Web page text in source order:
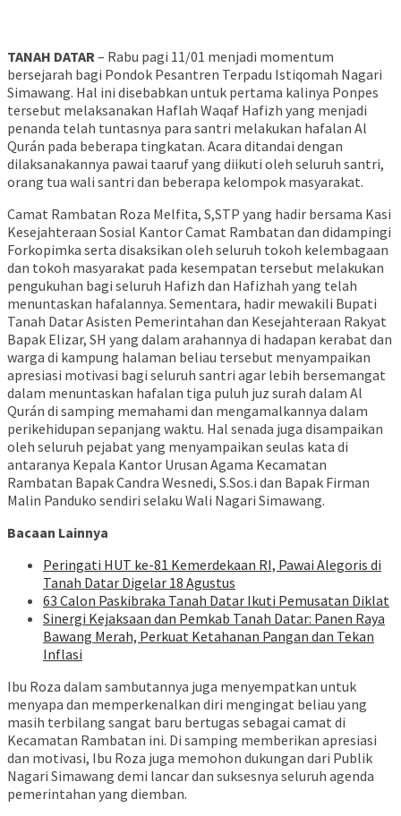
TANAH DATAR– Rabu pagi 11/01 menjadi momentum
bersejarah bagi Pondok Pesantren Terpadu Istiqomah Nagari
Simawang. Hal ini disebabkan untuk pertama kalinya Ponpes
tersebut melaksanakan Haflah Waqaf Hafizh yang menjadi
penanda telah tuntasnya para santri melakukan hafalan Al
Qurán pada beberapa tingkatan. Acara ditandai dengan
dilaksanakannya pawai taaruf yang diikuti oleh seluruh santri,
orang tua wali santri dan beberapa kelompok masyarakat.
Camat Rambatan Roza Melfita, S,STP yang hadir bersama Kasi
Kesejahteraan Sosial Kantor Camat Rambatan dan didampingi
Forkopimka serta disaksikan oleh seluruh tokoh kelembagaan
dan tokoh masyarakat pada kesempatan tersebut melakukan
pengukuhan bagi seluruh Hafizh dan Hafizhah yang telah
menuntaskan hafalannya. Sementara, hadir mewakili Bupati
Tanah Datar Asisten Pemerintahan dan Kesejahteraan Rakyat
Bapak Elizar, SH yang dalam arahannya di hadapan kerabat dan
warga di kampung halaman beliau tersebut menyampaikan
apresiasi motivasi bagi seluruh santri agar lebih bersemangat
dalam menuntaskan hafalan tiga puluh juz surah dalam Al
Qurán di samping memahami dan mengamalkannya dalam
perikehidupan sepanjang waktu. Hal senada juga disampaikan
oleh seluruh pejabat yang menyampaikan seulas kata di
antaranya Kepala Kantor Urusan Agama Kecamatan
Rambatan Bapak Candra Wesnedi, S.Sos.i dan Bapak Firman
Malin Panduko sendiri selaku Wali Nagari Simawang.
Bacaan Lainnya
Peringati HUT ke-81 Kemerdekaan RI, Pawai Alegoris di
Tanah Datar Digelar 18 Agustus
63 Calon Paskibraka Tanah Datar Ikuti Pemusatan Diklat
Sinergi Kejaksaan dan Pemkab Tanah Datar: Panen Raya
Bawang Merah, Perkuat Ketahanan Pangan dan Tekan
Inflasi
Ibu Roza dalam sambutannya juga menyempatkan untuk
menyapa dan memperkenalkan diri mengingat beliau yang
masih terbilang sangat baru bertugas sebagai camat di
Kecamatan Rambatan ini. Di samping memberikan apresiasi
dan motivasi, Ibu Roza juga memohon dukungan dari Publik
Nagari Simawang demi lancar dan suksesnya seluruh agenda
pemerintahan yang diemban.